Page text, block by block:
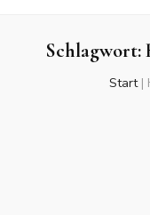
Schlagwort:
Start |